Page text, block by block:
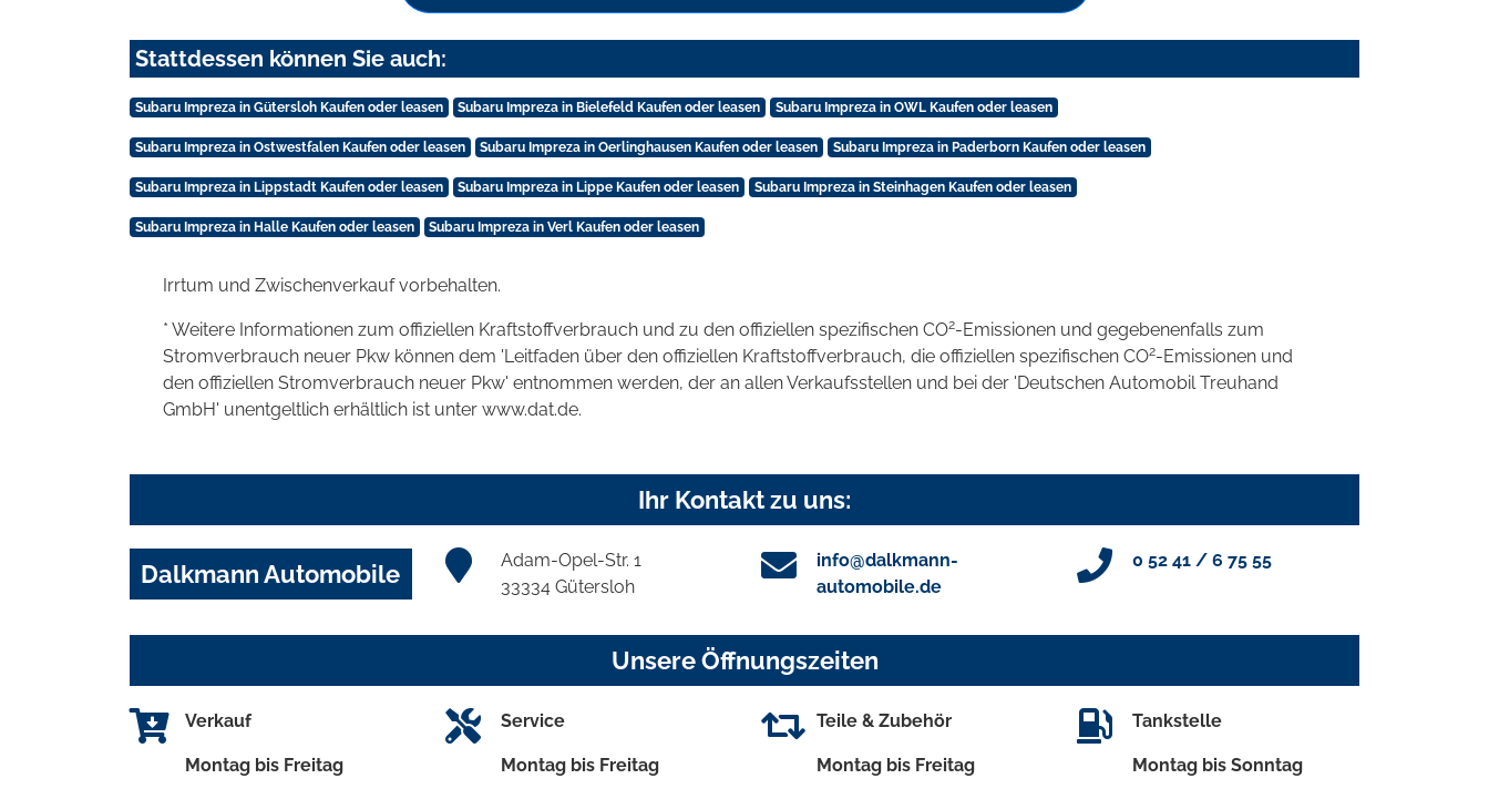
Stattdessen können Sie auch:
Subaru Impreza in Gütersloh Kaufen oder leasen Subaru Impreza in Bielefeld Kaufen oder leasen Subaru Impreza in OWL Kaufen oder leasen
Subaru Impreza in Ostwestfalen Kaufen oder leasen Subaru Impreza in Oerlinghausen Kaufen oder leasen Subaru Impreza in Paderborn Kaufen oder leasen
Subaru Impreza in Lippstadt Kaufen oder leasen Subaru Impreza in Lippe Kaufen oder leasen Subaru Impreza in Steinhagen Kaufen oder leasen
Subaru Impreza in Halle Kaufen oder leasen Subaru Impreza in Verl Kaufen oder leasen
Irrtum und Zwischenverkauf vorbehalten.
* Weitere Informationen zum offiziellen Kraftstoffverbrauch und zu den offiziellen spezifischen CO2-Emissionen und gegebenenfalls zum
Stromverbrauch neuer Pkw können dem 'Leitfaden über den offiziellen Kraftstoffverbrauch, die offiziellen spezifischen CO2-Emissionen und
den offiziellen Stromverbrauch neuer Pkw' entnommen werden, der an allen Verkaufsstellen und bei der 'Deutschen Automobil Treuhand
GmbH' unentgeltlich erhältlich ist unter www.dat.de.
Ihr Kontakt zu uns:
Dalkmann Automobile
Adam-Opel-Str. 1
33334 Gütersloh
info@dalkmann-
automobile.de
0 52 41 / 6 75 55
Unsere Öffnungszeiten
Verkauf
Montag bis Freitag
Service
Montag bis Freitag
Teile & Zubehör
Montag bis Freitag
Tankstelle
Montag bis Sonntag